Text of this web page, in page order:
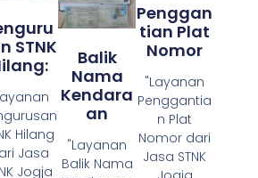
STNK
Hilang
Jasa
Jogja
Balik
Nama
Kendara
An
"Layanan
Balik Nama
Penggan
Tian Plat
Nomor
"Layanan
Penggantia
n Plat
Nomor dari
Jasa STNK